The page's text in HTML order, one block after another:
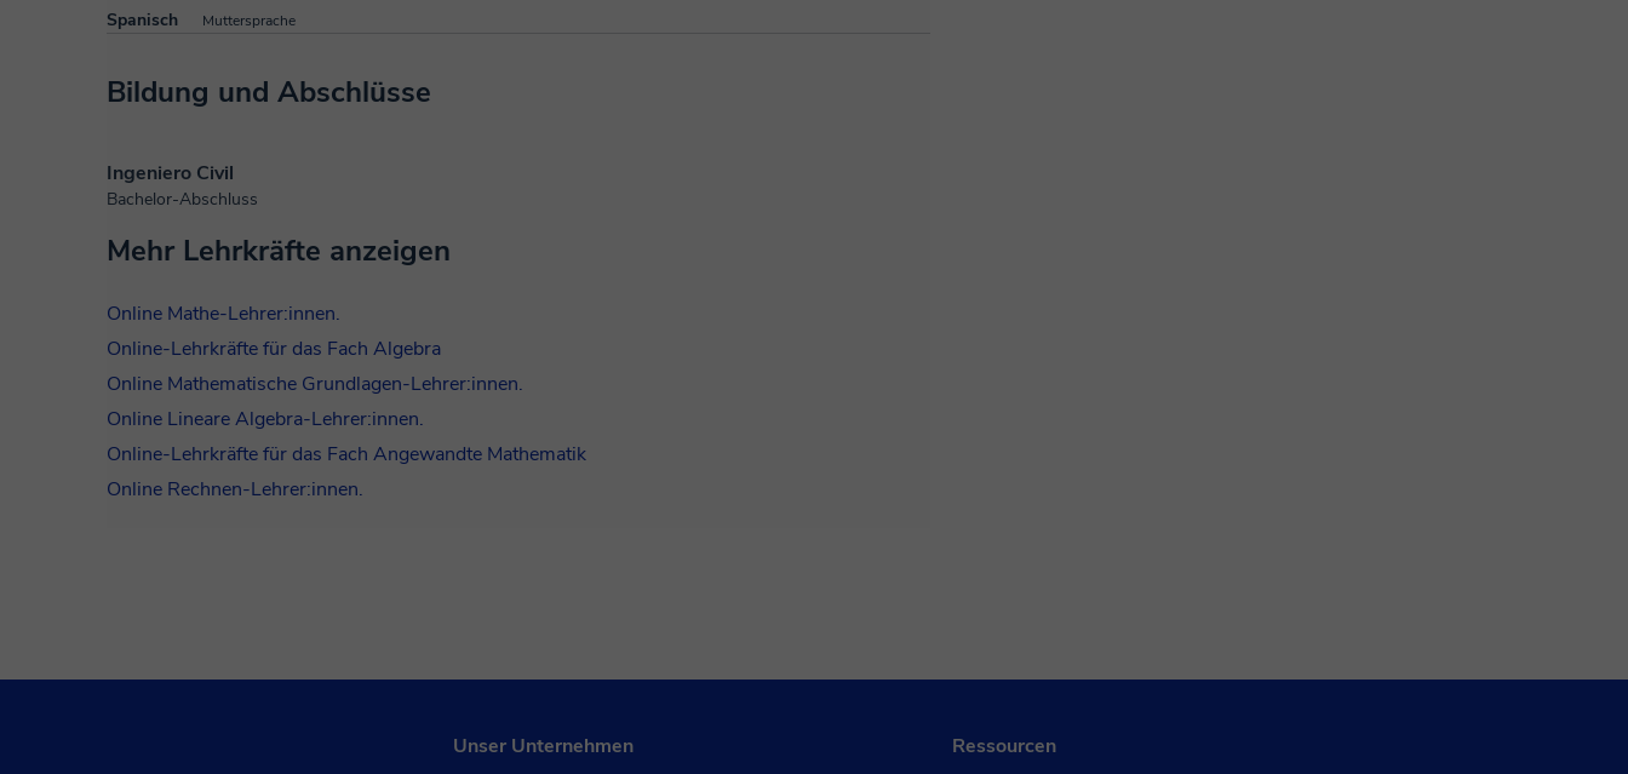
Spanisch Muttersprache
Bildung und Abschlüsse
Ingeniero Civil
Bachelor-Abschluss
Mehr Lehrkräfte anzeigen
Online Mathe-Lehrer:innen.
Online-Lehrkräfte für das Fach Algebra
Online Mathematische Grundlagen-Lehrer:innen.
Online Lineare Algebra-Lehrer:innen.
Online-Lehrkräfte für das Fach Angewandte Mathematik
Online Rechnen-Lehrer:innen.
Unser Unternehmen
Ressourcen